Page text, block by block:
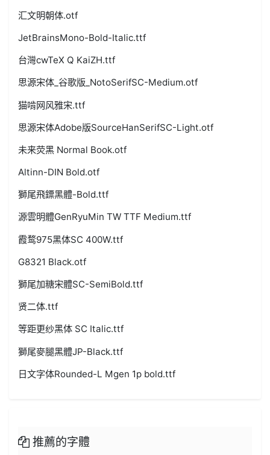
汇文明朝体.otf
JetBrainsMono-Bold-Italic.ttf
台灣cwTeX Q KaiZH.ttf
思源宋体_谷歌版_NotoSerifSC-Medium.otf
猫啃网风雅宋.ttf
思源宋体Adobe版SourceHanSerifSC-Light.otf
未来荧黑 Normal Book.otf
Altinn-DIN Bold.otf
獅尾飛鏢黑體-Bold.ttf
源雲明體GenRyuMin TW TTF Medium.ttf
霞鹜975黑体SC 400W.ttf
G8321 Black.otf
獅尾加糖宋體SC-SemiBold.ttf
贤二体.ttf
等距更纱黑体 SC Italic.ttf
獅尾麥腿黑體JP-Black.ttf
日文字体Rounded-L Mgen 1p bold.ttf
推薦的字體